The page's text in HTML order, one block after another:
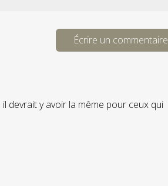
Écrire un commentaire
devrait y avoir la même pour ceux qui